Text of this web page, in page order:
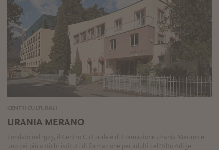
CENTRI CULTURALI
URANIA MERANO
Fondato nel 1923, il Centro Culturale e di Formazione Urania Merano è
uno dei più antichi istituti di formazione per adulti dell'Alto Adige.